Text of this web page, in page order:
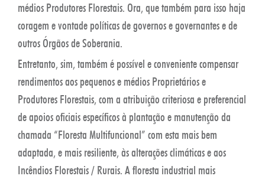
médios Produtores Florestais. Ora, que também para isso haja
coragem e vontade políticas de governos e governantes e de
outros Órgãos de Soberania.
Entretanto, sim, também é possível e conveniente compensar
rendimentos aos pequenos e médios Proprietários e
Produtores Florestais, com a atribuição criteriosa e preferencial
de apoios oficiais específicos à plantação e manutenção da
chamada “Floresta Multifuncional” com esta mais bem
adaptada, e mais resiliente, às alterações climáticas e aos
Incêndios Florestais / Rurais. A floresta industrial mais